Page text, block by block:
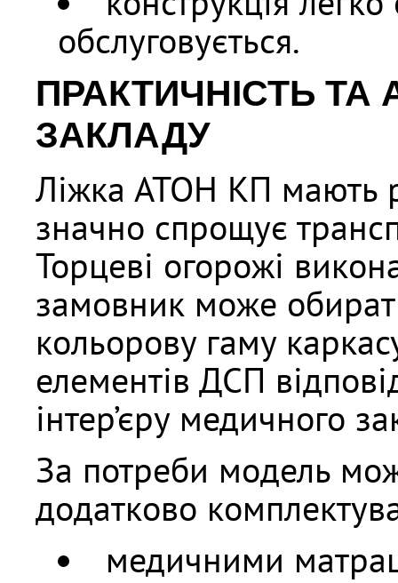
обслуговується.
ПРАКТИЧНІСТЬ ТА
ЗАКЛАДУ
Ліжка АТОН КП мають
значно спрощує
Торцеві огорожі
замовник може
кольорову гаму
елементів ДСП
інтер’єру медичного
За потреби модель
додатково
медичними